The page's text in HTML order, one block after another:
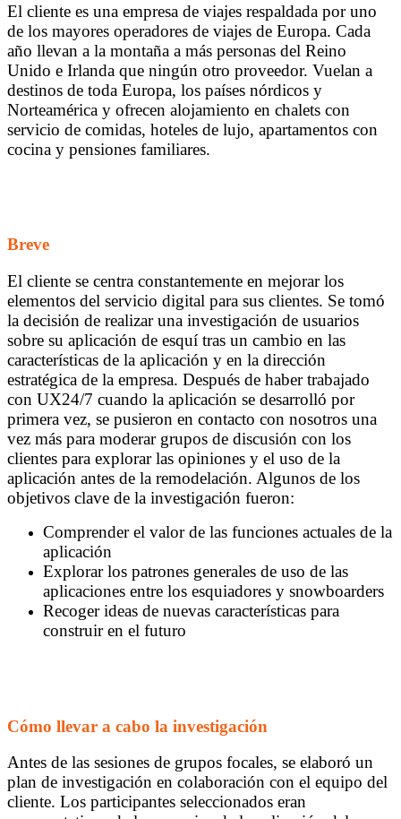
El cliente es una empresa de viajes respaldada por uno
de los mayores operadores de viajes de Europa. Cada
año llevan a la montaña a más personas del Reino
Unido e Irlanda que ningún otro proveedor. Vuelan a
destinos de toda Europa, los países nórdicos y
Norteamérica y ofrecen alojamiento en chalets con
servicio de comidas, hoteles de lujo, apartamentos con
cocina y pensiones familiares.
Breve
El cliente se centra constantemente en mejorar los
elementos del servicio digital para sus clientes. Se tomó
la decisión de realizar una investigación de usuarios
sobre su aplicación de esquí tras un cambio en las
características de la aplicación y en la dirección
estratégica de la empresa. Después de haber trabajado
con UX24/7 cuando la aplicación se desarrolló por
primera vez, se pusieron en contacto con nosotros una
vez más para moderar grupos de discusión con los
clientes para explorar las opiniones y el uso de la
aplicación antes de la remodelación. Algunos de los
objetivos clave de la investigación fueron:
Comprender el valor de las funciones actuales de la
aplicación
Explorar los patrones generales de uso de las
aplicaciones entre los esquiadores y snowboarders
Recoger ideas de nuevas características para
construir en el futuro
Cómo llevar a cabo la investigación
Antes de las sesiones de grupos focales, se elaboró un
plan de investigación en colaboración con el equipo del
cliente. Los participantes seleccionados eran